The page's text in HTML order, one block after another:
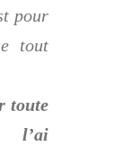
pour
tout
toute
l’ai